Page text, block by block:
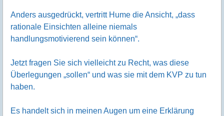
Anders ausgedrückt, vertritt Hume die Ansicht, „dass
rationale Einsichten alleine niemals
handlungsmotivierend sein können“.
Jetzt fragen Sie sich vielleicht zu Recht, was diese
Überlegungen „sollen“ und was sie mit dem KVP zu tun
haben.
Es handelt sich in meinen Augen um eine Erklärung